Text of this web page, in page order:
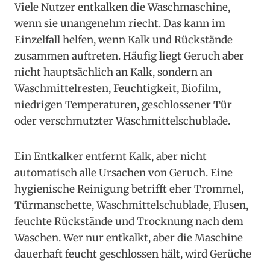
Viele Nutzer entkalken die Waschmaschine,
wenn sie unangenehm riecht. Das kann im
Einzelfall helfen, wenn Kalk und Rückstände
zusammen auftreten. Häufig liegt Geruch aber
nicht hauptsächlich an Kalk, sondern an
Waschmittelresten, Feuchtigkeit, Biofilm,
niedrigen Temperaturen, geschlossener Tür
oder verschmutzter Waschmittelschublade.
Ein Entkalker entfernt Kalk, aber nicht
automatisch alle Ursachen von Geruch. Eine
hygienische Reinigung betrifft eher Trommel,
Türmanschette, Waschmittelschublade, Flusen,
feuchte Rückstände und Trocknung nach dem
Waschen. Wer nur entkalkt, aber die Maschine
dauerhaft feucht geschlossen hält, wird Gerüche